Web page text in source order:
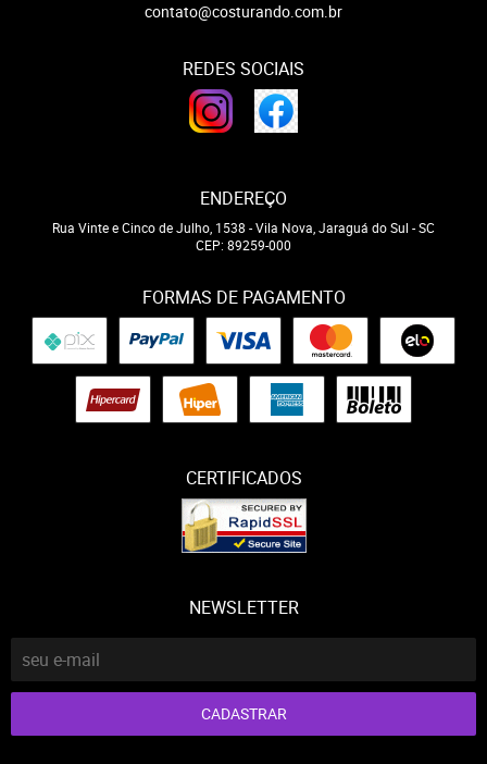
contato@costurando.com.br
REDES SOCIAIS
ENDEREÇO
Rua Vinte e Cinco de Julho, 1538 -Vila Nova, Jaraguá do Sul -SC
CEP: 89259-000
FORMAS DE PAGAMENTO
CERTIFICADOS
NEWSLETTER
CADASTRAR